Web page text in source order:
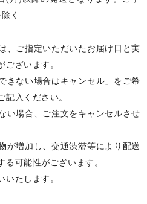
く
、ご指定いただいたお届け日と実
ございます。
きない場合はキャンセル」をご希
記入ください。
い場合、ご注文をキャンセルさせ
が増加し、交通渋滞等により配送
る可能性がございます。
いたします。